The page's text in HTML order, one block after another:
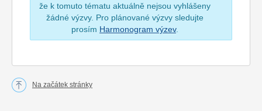
že k tomuto tématu aktuálně nejsou vyhlášeny
žádné výzvy. Pro plánované výzvy sledujte
prosím Harmonogram výzev.
Na začátek stránky